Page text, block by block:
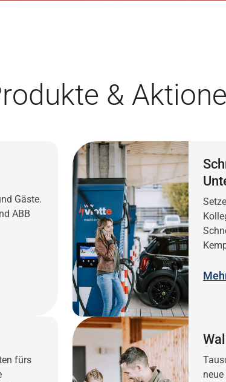
&
Gäste.
ABB
fürs